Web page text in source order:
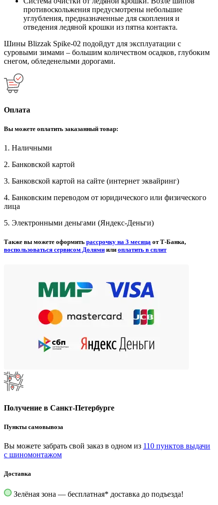
противоскольжения предусмотрены небольшие
углубления, предназначенные для скопления и
отведения ледяной крошки из пятна контакта.
Шины Blizzak Spike-02 подойдут для эксплуатации с
суровыми зимами – большим количеством осадков, глубоким
снегом, обледенелыми дорогами.
Оплата
Вы можете оплатить заказанный товар:
1. Наличными
2. Банковской картой
3. Банковской картой на сайте (интернет эквайринг)
4. Банковским переводом от юридического или физического
лица
5. Электронными деньгами (Яндекс-Деньги)
Также вы можете оформить рассрочку на 3 месяца от Т-Банка,
воспользоваться сервисом Долями или оплатить в сплит
Получение в Санкт-Петербурге
Пункты самовывоза
Вы можете забрать свой заказ в одном из 110 пунктов выдачи
с шиномонтажом
Доставка
Зелёная зона — бесплатная* доставка до подъезда!